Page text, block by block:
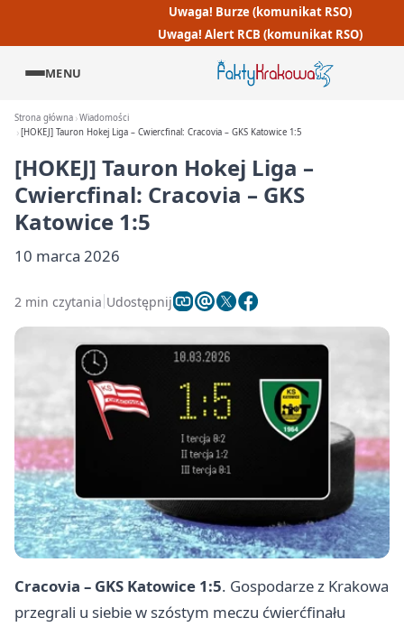
Uwaga! Burze (komunikat RSO)
Uwaga! Alert RCB (komunikat RSO)
MENU
Strona główna Wiadomości
[HOKEJ] Tauron Hokej Liga – Cwiercfinal: Cracovia – GKS Katowice 1:5
[HOKEJ] Tauron Hokej Liga –
Cwiercfinal: Cracovia – GKS
Katowice 1:5
10 marca 2026
2 min czytania Udostępnij
Cracovia – GKS Katowice 1:5. Gospodarze z Krakowa
przegrali u siebie w szóstym meczu ćwierćfinału